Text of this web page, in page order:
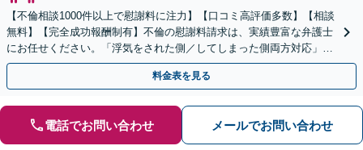
【不倫相談1000件以上で慰謝料に注力】【口コミ高評価多数】【相談
無料】【完全成功報酬制有】不倫の慰謝料請求は、実績豊富な弁護士
にお任せください。「浮気をされた側／してしまった側両方対応」人
情派弁護士！
料金表を見る
電話でお問い合わせ メールでお問い合わせ